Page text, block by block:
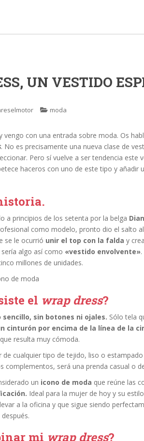
UN VESTIDO
moda
vengo con una entrada sobre moda. Os
. No es precisamente una nueva clase de
Pero sí vuelve a ser tendencia este
haceros con uno de este tipo y
a principios de los setenta por la belga
como modelo, pronto dio el salto
se le ocurrió unir el top con la falda y
algo así como «vestido envolvente»
millones de unidades.
el wrap dress?
sencillo, sin botones ni ojales. Sólo tela
cinturón por encima de la línea de la
resulta muy cómoda.
cualquier tipo de tejido, liso o estampado
complementos, será una prenda casual o
un icono de moda que reúne las
Ideal para la mujer de hoy y su
a la oficina y que sigue siendo
mi wrap dress?